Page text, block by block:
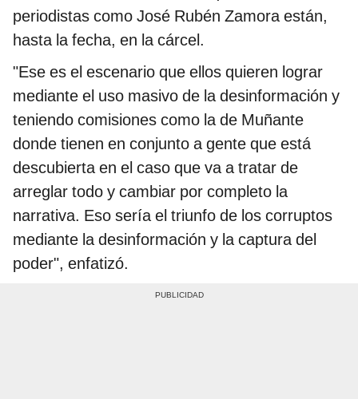
periodistas como José Rubén Zamora están,
hasta la fecha, en la cárcel.
"Ese es el escenario que ellos quieren lograr
mediante el uso masivo de la desinformación y
teniendo comisiones como la de Muñante
donde tienen en conjunto a gente que está
descubierta en el caso que va a tratar de
arreglar todo y cambiar por completo la
narrativa. Eso sería el triunfo de los corruptos
mediante la desinformación y la captura del
poder", enfatizó.